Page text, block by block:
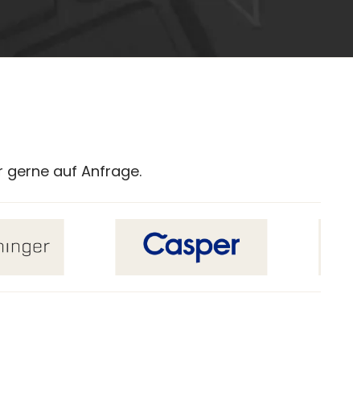
gerne auf Anfrage.